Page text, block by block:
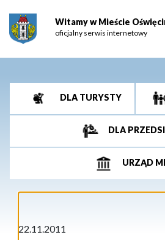
Witamy w Mieście
oficjalny serwis internetowy
DLA TURYSTY
DLA
URZĄD
22.11.2011